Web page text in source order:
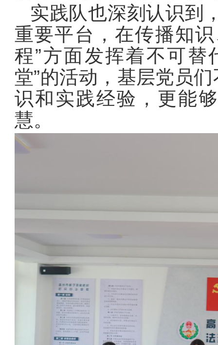
实践队也深刻认识到
重要平台，在传播知
程”方面发挥着不可替
堂”的活动，基层党员
识和实践经验，更能
慧。